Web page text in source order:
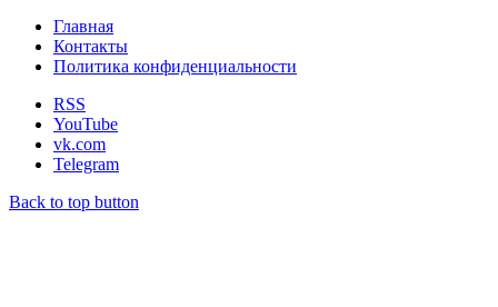
Главная
Контакты
Политика конфиденциальности
RSS
YouTube
vk.com
Telegram
Back to top button